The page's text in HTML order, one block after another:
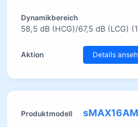
58,5 dB (HCG)/67,5 dB (LCG)
Details